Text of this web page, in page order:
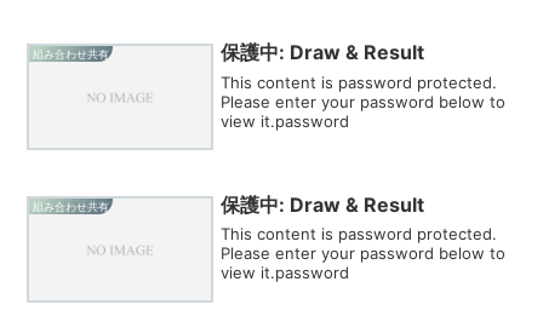
組み合わせ共有 保護中: Draw & Result
This content is password protected.
Please enter your password below to
view it.password
組み合わせ共有 保護中: Draw & Result
This content is password protected.
Please enter your password below to
view it.password